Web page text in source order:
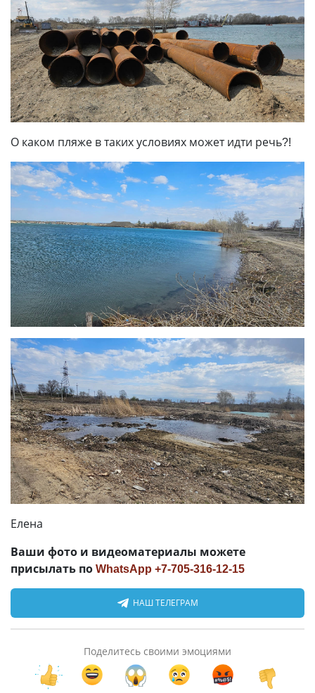
О каком пляже в таких условиях может идти речь?!
Елена
Ваши фото и видеоматериалы можете
присылать поWhatsApp +7-705-316-12-15
НАШ ТЕЛЕГРАМ
Поделитесь своими эмоциями